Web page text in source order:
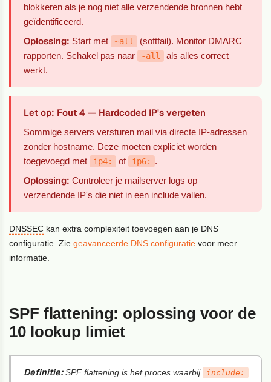
blokkeren als je nog niet alle verzendende bronnen hebt
geïdentificeerd.
Oplossing: Start met ~all
(softfail). Monitor DMARC
rapporten. Schakel pas naar
-all
als alles correct
werkt.
Let op: Fout 4 — Hardcoded IP's vergeten
Sommige servers versturen mail via directe IP-adressen
zonder hostname. Deze moeten expliciet worden
toegevoegd met
ip4: of ip6: .
Oplossing: Controleer je mailserver logs op
verzendende IP's die niet in een include vallen.
DNSSEC kan extra complexiteit toevoegen aan je DNS
configuratie. Ziegeavanceerde DNS configuratie voor meer
informatie.
SPF flattening: oplossing voor de
10 lookup limiet
Definitie:SPF flattening is het proces waarbij include: